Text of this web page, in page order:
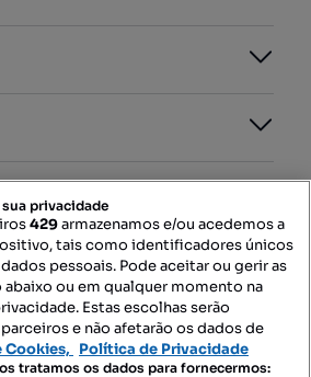
privacidade
429armazenamos e/ou acedemos a
tais como identificadores únicos
pessoais. Pode aceitar ou gerir as
ou em qualquer momento na
Estas escolhas serão
e não afetarão os dados de
Cookies, Política de Privacidade
tratamos os dados para fornecermos: